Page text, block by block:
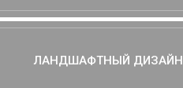
ЛАНДШАФТНЫЙ ДИЗАЙН